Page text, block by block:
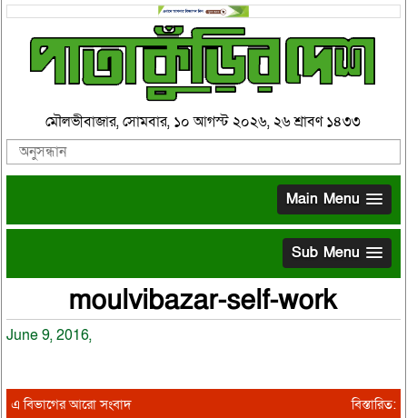
মৌলভীবাজার, সোমবার, ১০ আগস্ট ২০২৬, ২৬ শ্রাবণ ১৪৩৩
Main Menu
Sub Menu
moulvibazar-self-work
June 9, 2016,
এ বিভাগের আরো সংবাদ বিস্তারিত: